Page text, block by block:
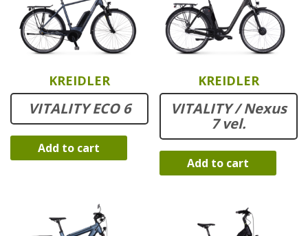
KREIDLER
VITALITY ECO 6
Add to cart
KREIDLER
VITALITY / Nexus
7 vel.
Add to cart